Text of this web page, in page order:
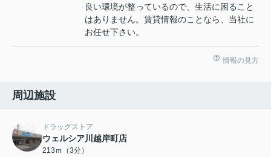
良い環境が整っているので、生活に困ること
はありません。賃貸情報のことなら、当社に
お任せ下さい。
情報の見方
周辺施設
ドラッグストア
ウェルシア川越岸町店
213ｍ（3分）